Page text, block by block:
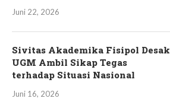
Juni 22, 2026
Sivitas Akademika Fisipol Desak
UGM Ambil Sikap Tegas
terhadap Situasi Nasional
Juni 16, 2026